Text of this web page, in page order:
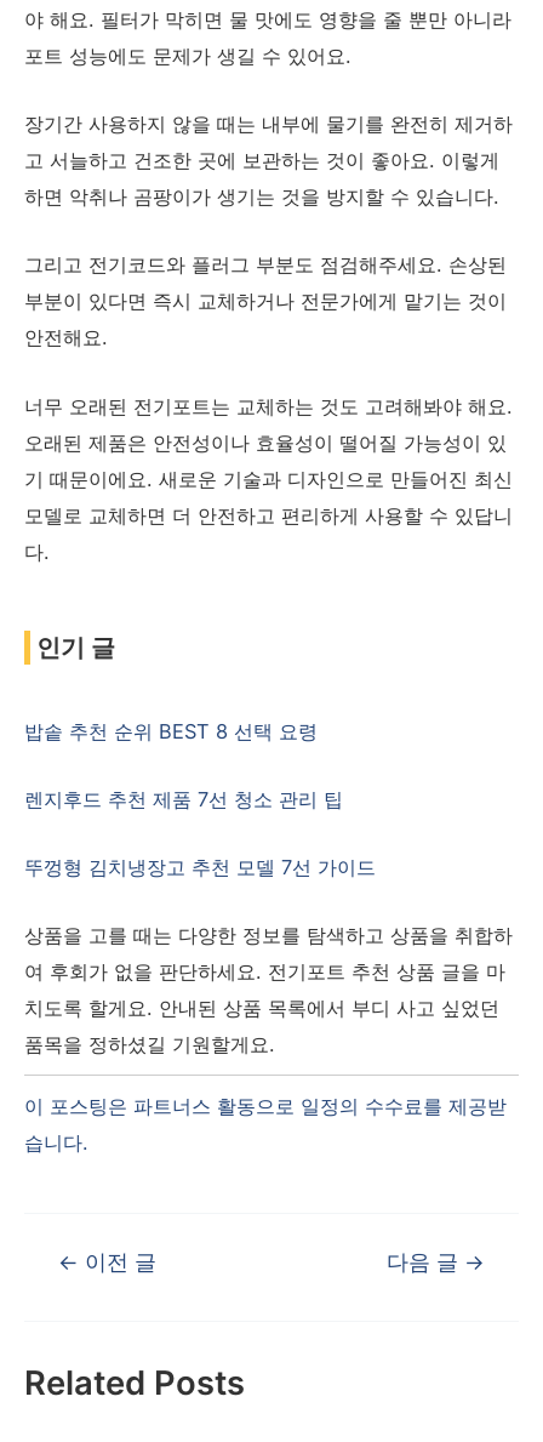
야 해요. 필터가 막히면 물 맛에도 영향을 줄 뿐만 아니라
포트 성능에도 문제가 생길 수 있어요.
장기간 사용하지 않을 때는 내부에 물기를 완전히 제거하
고 서늘하고 건조한 곳에 보관하는 것이 좋아요. 이렇게
하면 악취나 곰팡이가 생기는 것을 방지할 수 있습니다.
그리고 전기코드와 플러그 부분도 점검해주세요. 손상된
부분이 있다면 즉시 교체하거나 전문가에게 맡기는 것이
안전해요.
너무 오래된 전기포트는 교체하는 것도 고려해봐야 해요.
오래된 제품은 안전성이나 효율성이 떨어질 가능성이 있
기 때문이에요. 새로운 기술과 디자인으로 만들어진 최신
모델로 교체하면 더 안전하고 편리하게 사용할 수 있답니
다.
인기 글
밥솥 추천 순위 BEST 8 선택 요령
렌지후드 추천 제품 7선 청소 관리 팁
뚜껑형 김치냉장고 추천 모델 7선 가이드
상품을 고를 때는 다양한 정보를 탐색하고 상품을 취합하
여 후회가 없을 판단하세요. 전기포트 추천 상품 글을 마
치도록 할게요. 안내된 상품 목록에서 부디 사고 싶었던
품목을 정하셨길 기원할게요.
← 이전 글 다음 글 →
Related Posts